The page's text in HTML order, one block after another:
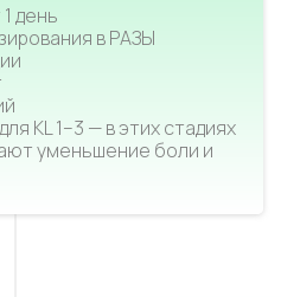
день
в РАЗЫ
KL 1–3 — в этих стадиях
уменьшение боли и